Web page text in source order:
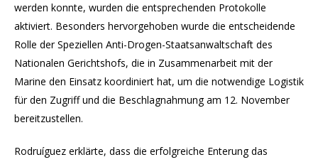
werden konnte, wurden die entsprechenden Protokolle
aktiviert. Besonders hervorgehoben wurde die entscheidende
Rolle der Speziellen Anti-Drogen-Staatsanwaltschaft des
Nationalen Gerichtshofs, die in Zusammenarbeit mit der
Marine den Einsatz koordiniert hat, um die notwendige Logistik
für den Zugriff und die Beschlagnahmung am 12. November
bereitzustellen.
Rodruíguez erklärte, dass die erfolgreiche Enterung das